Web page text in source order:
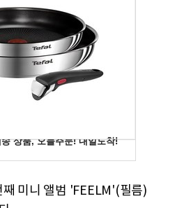
미니 앨범 'FEELM'(필름)